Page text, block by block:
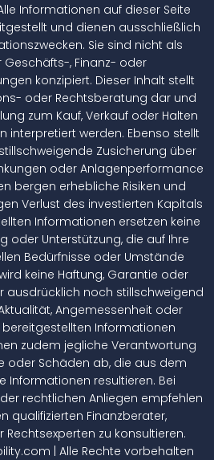
Informationen auf dieser Seite
und dienen ausschließlich
Sie sind nicht als
Geschäfts-, Finanz- oder
konzipiert. Dieser Inhalt stellt
oder Rechtsberatung dar und
zum Kauf, Verkauf oder Halten
interpretiert werden. Ebenso stellt
Zusicherung über
oder Anlagenperformance
bergen erhebliche Risiken und
Verlust des investierten Kapitals
Informationen ersetzen keine
oder Unterstützung, die auf Ihre
Bedürfnisse oder Umstände
keine Haftung, Garantie oder
ausdrücklich noch stillschweigend
Angemessenheit oder
Informationen
zudem jegliche Verantwortung
oder Schäden ab, die aus dem
Informationen resultieren. Bei
rechtlichen Anliegen empfehlen
qualifizierten Finanzberater,
zu konsultieren.
| Alle Rechte vorbehalten